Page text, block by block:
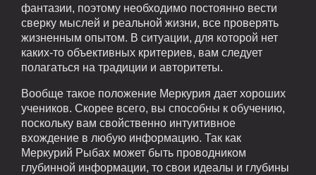
фантазии, поэтому необходимо постоянно вести
сверку мыслей и реальной жизни, все проверять
жизненным опытом. В ситуации, для которой нет
каких-то объективных критериев, вам следует
полагаться на традиции и авторитеты.
Вообще такое положение Меркурия дает хороших
учеников. Скорее всего, вы способны к обучению,
поскольку вам свойственно интуитивное
вхождение в любую информацию. Так как
Меркурий Рыбах может быть проводником
глубинной информации, то свои идеалы и глубины